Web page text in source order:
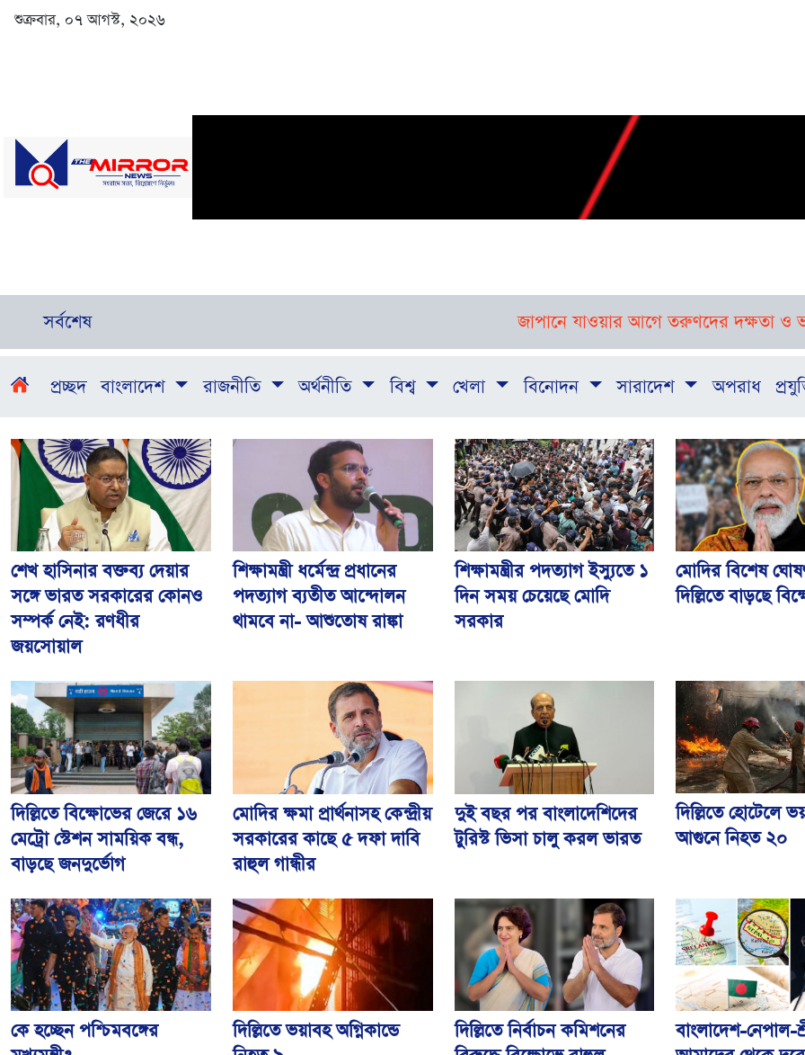
শুক্রবার, ০৭ আগস্ট, ২০২৬
সর্বশেষ জাপানে যাওয়ার আগে তরুণদের দক্ষতা ও ভাষা
প্রচ্ছদ বাংলাদেশ রাজনীতি অর্থনীতি বিশ্ব খেলা বিনোদন সারাদেশ অপরাধ
শেখ হাসিনার বক্তব্য দেয়ার
সঙ্গে ভারত সরকারের কোনও
সম্পর্ক নেই: রণধীর
জয়সোয়াল
শিক্ষামন্ত্রী ধর্মেন্দ্র প্রধানের
পদত্যাগ ব্যতীত আন্দোলন
থামবে না- আশুতোষ রাঙ্কা
শিক্ষামন্ত্রীর পদত্যাগ ইস্যুতে ১
দিন সময় চেয়েছে মোদি
সরকার
মোদির বিশেষ
দিল্লিতে বাড়ছে
দিল্লিতে বিক্ষোভের জেরে ১৬
মেট্রো স্টেশন সাময়িক বন্ধ,
বাড়ছে জনদুর্ভোগ
মোদির ক্ষমা প্রার্থনাসহ কেন্দ্রীয়
সরকারের কাছে ৫ দফা দাবি
রাহুল গান্ধীর
দুই বছর পর বাংলাদেশিদের
টুরিস্ট ভিসা চালু করল ভারত
দিল্লিতে হোটেলে
আগুনে নিহত ২০
কে হচ্ছেন পশ্চিমবঙ্গের
দিল্লিতে ভয়াবহ অগ্নিকান্ডে
দিল্লিতে নির্বাচন কমিশনের
বাংলাদেশ-নেপাল-